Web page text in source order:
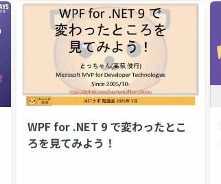
WPF for .NET 9 で変わったとこ
ろを見てみよう！